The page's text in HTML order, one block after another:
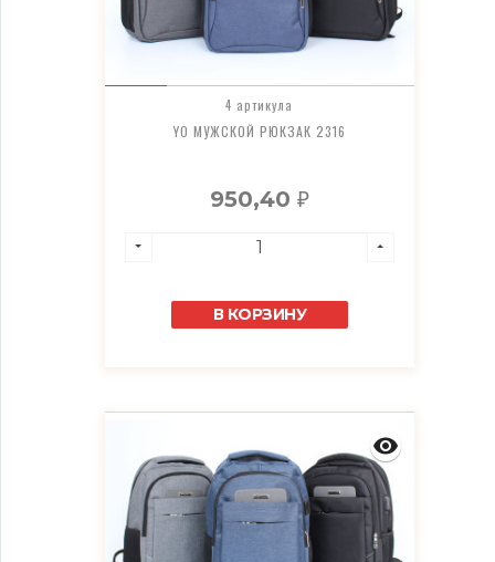
4 артикула
YO МУЖСКОЙ РЮКЗАК 2316
950,40 ₽
В КОРЗИНУ